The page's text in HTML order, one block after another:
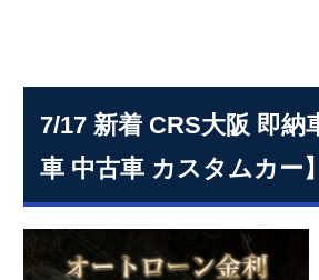
7/17 新着 CRS大阪 即
車 中古車 カスタムカー